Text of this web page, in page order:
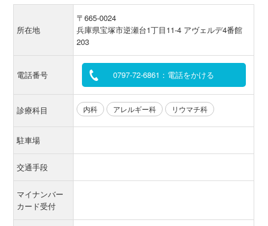
所在地
〒665-0024
兵庫県宝塚市逆瀬台1丁目11-4 アヴェルデ4番館
203
電話番号 0797-72-6861：電話をかける
診療科目 内科 アレルギー科 リウマチ科
駐車場
交通手段
マイナンバー
カード受付